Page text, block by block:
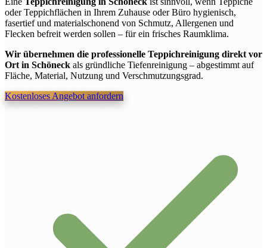
oder Teppichflächen in Ihrem Zuhause oder Büro hygienisch,
fasertief und materialschonend von Schmutz, Allergenen und
Flecken befreit werden sollen – für ein frisches Raumklima.
Wir übernehmen die professionelle Teppichreinigung direkt vor
Ort in Schöneck als gründliche Tiefenreinigung – abgestimmt auf
Fläche, Material, Nutzung und Verschmutzungsgrad.
Kostenloses Angebot anfordern